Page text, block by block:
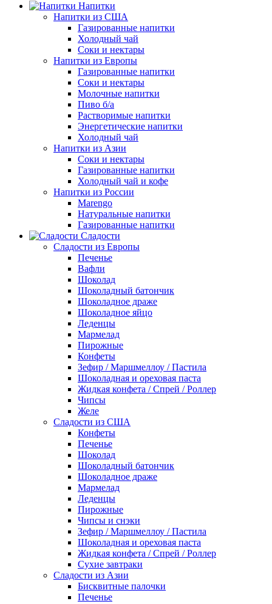
Напитки
Напитки из США
Газированные напитки
Холодный чай
Соки и нектары
Напитки из Европы
Газированные напитки
Соки и нектары
Молочные напитки
Пиво б/а
Растворимые напитки
Энергетические напитки
Холодный чай
Напитки из Азии
Соки и нектары
Газированные напитки
Холодный чай и кофе
Напитки из России
Marengo
Натуральные напитки
Газированные напитки
Сладости
Сладости из Европы
Печенье
Вафли
Шоколад
Шоколадный батончик
Шоколадное драже
Шоколадное яйцо
Леденцы
Мармелад
Пирожные
Конфеты
Зефир / Маршмеллоу / Пастила
Шоколадная и ореховая паста
Жидкая конфета / Спрей / Роллер
Чипсы
Желе
Сладости из США
Конфеты
Печенье
Шоколад
Шоколадный батончик
Шоколадное драже
Мармелад
Леденцы
Пирожные
Чипсы и снэки
Зефир / Маршмеллоу / Пастила
Шоколадная и ореховая паста
Жидкая конфета / Спрей / Роллер
Сухие завтраки
Сладости из Азии
Бисквитные палочки
Печенье